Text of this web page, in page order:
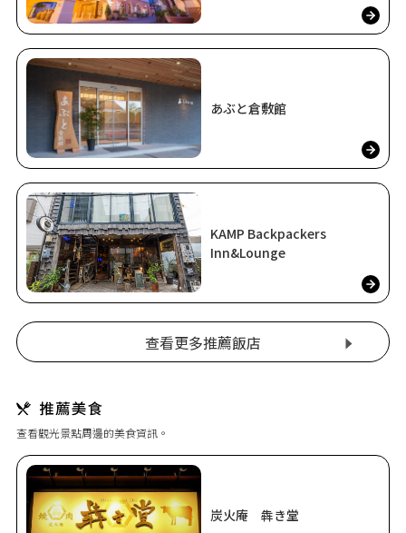
あぶと倉敷館
KAMP Backpackers
Inn&Lounge
查看更多推薦飯店
查看觀光景點周邊的美食資訊。
炭火庵 犇き堂